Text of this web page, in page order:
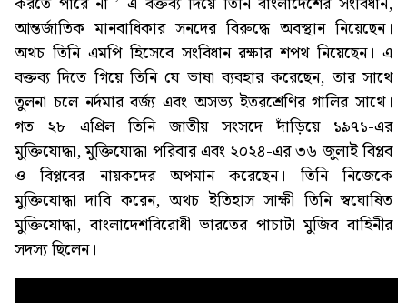
আন্তর্জাতিক মানবাধিকার সনদের বিরুদ্ধে অবস্থান নিয়েছেন।
অথচ তিনি এমপি হিসেবে সংবিধান রক্ষার শপথ নিয়েছেন। এ
বক্তব্য দিতে গিয়ে তিনি যে ভাষা ব্যবহার করেছেন, তার সাথে
তুলনা চলে নর্দমার বর্জ্য এবং অসভ্য ইতরশ্রেণির গালির সাথে।
গত ২৮ এপ্রিল তিনি জাতীয় সংসদে দাঁড়িয়ে ১৯৭১-এর
মুক্তিযোদ্ধা, মুক্তিযোদ্ধা পরিবার এবং ২০২৪-এর ৩৬ জুলাই বিপ্লব
ও বিপ্লবের নায়কদের অপমান করেছেন। তিনি নিজেকে
মুক্তিযোদ্ধা দাবি করেন, অথচ ইতিহাস সাক্ষী তিনি স্বঘোষিত
মুক্তিযোদ্ধা, বাংলাদেশবিরোধী ভারতের পাচাটা মুজিব বাহিনীর
সদস্য ছিলেন।